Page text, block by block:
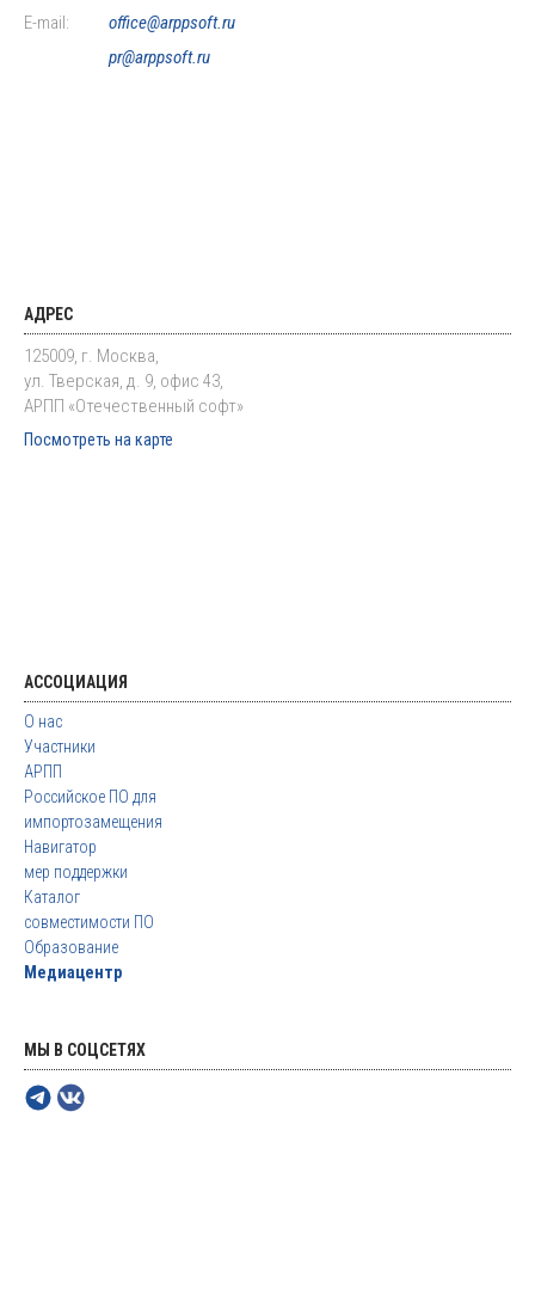
E-mail:
office@arppsoft.ru
pr@arppsoft.ru
АДРЕС
125009, г. Москва,
ул. Тверская, д. 9, офис 43,
АРПП «Отечественный софт»
Посмотреть на карте
АССОЦИАЦИЯ
О нас
Участники
АРПП
Российское ПО для
импортозамещения
Навигатор
мер поддержки
Каталог
совместимости ПО
Образование
Медиацентр
МЫ В СОЦСЕТЯХ